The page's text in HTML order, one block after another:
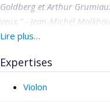
Goldberg et Arthur
yeux.” - Jean-Michel
Guillaume SUTRE n’a que
Concours International de
International de Trio avec
s’étoffe rapidement avec
Lire plus…
Expertises
Violon